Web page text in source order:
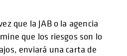
que la JAB o la agencia
que los riesgos son lo
enviará una carta de